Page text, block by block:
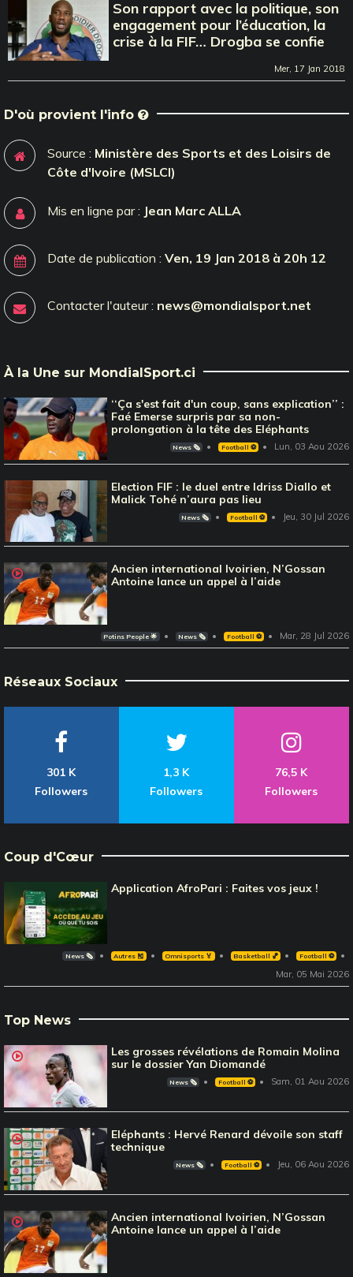
Son rapport avec la politique, son
engagement pour l’éducation, la
crise à la FIF… Drogba se confie
Mer, 17 Jan 2018
D'où provient l'info
Source : Ministère des Sports et des Loisirs de
Côte d'Ivoire (MSLCI)
Mis en ligne par : Jean Marc ALLA
Date de publication : Ven, 19 Jan 2018 à 20h 12
Contacter l'auteur : news@mondialsport.net
À la Une sur MondialSport.ci
‘‘Ça s'est fait d'un coup, sans explication’’ :
Faé Emerse surpris par sa non-
prolongation à la tête des Eléphants
News 🗞️ Football ⚽️ Lun, 03 Aou 2026
Election FIF : le duel entre Idriss Diallo et
Malick Tohé n’aura pas lieu
News 🗞️ Football ⚽️ Jeu, 30 Jul 2026
Ancien international Ivoirien, N’Gossan
Antoine lance un appel à l’aide
Potins People 🌟 News 🗞️ Football ⚽️ Mar, 28 Jul 2026
Réseaux Sociaux
301 K
Followers
1,3 K
Followers
76,5 K
Followers
Coup d'Cœur
Application AfroPari : Faites vos jeux !
News 🗞️ Autres 🎽 Omnisports 🏅 Basketball 🏀 Football ⚽️
Mar, 05 Mai 2026
Top News
Les grosses révélations de Romain Molina
sur le dossier Yan Diomandé
News 🗞️ Football ⚽️ Sam, 01 Aou 2026
Eléphants : Hervé Renard dévoile son staff
technique
News 🗞️ Football ⚽️ Jeu, 06 Aou 2026
Ancien international Ivoirien, N’Gossan
Antoine lance un appel à l’aide